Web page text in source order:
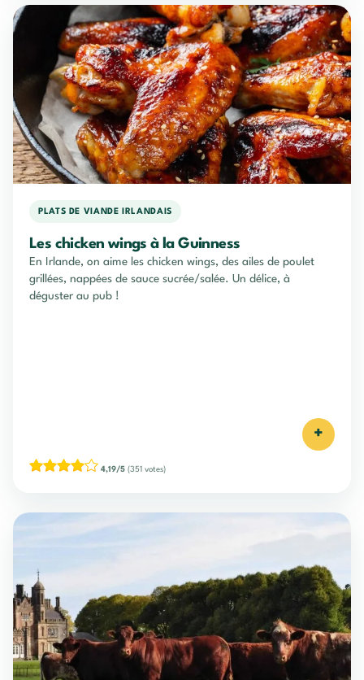
PLATS DE VIANDE IRLANDAIS
Les chicken wings à la Guinness
En Irlande, on aime les chicken wings, des ailes de poulet
grillées, nappées de sauce sucrée/salée. Un délice, à
déguster au pub !
+
4,19/5 (351 votes)